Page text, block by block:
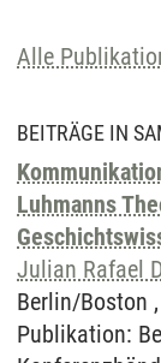
Alle
BEITRÄGE IN
Luhmanns
Julian Rafael
Berlin/Boston
Publikation: